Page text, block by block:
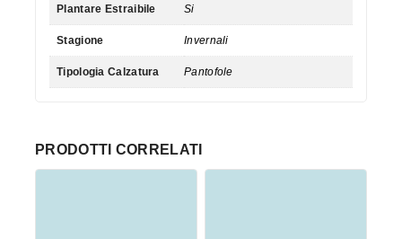
Plantare Estraibile Si
Stagione Invernali
Tipologia Calzatura Pantofole
PRODOTTI CORRELATI